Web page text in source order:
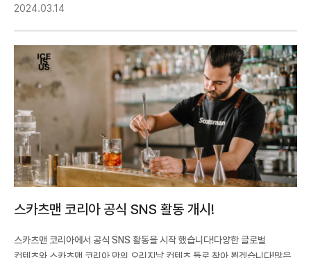
코엑스) A홀 600번 부스
2024.03.14
스카츠맨 코리아 공식 SNS 활동 개시!
스카츠맨 코리아에서 공식 SNS 활동을 시작 했습니다!다양한 글로벌